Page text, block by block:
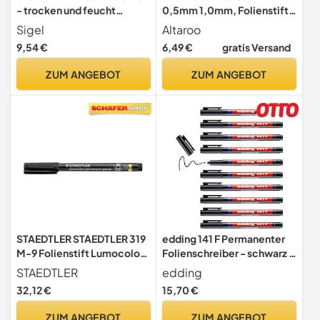
- trocken und feucht
abwischbar - schwarz,
türkis, magenta, orange -
Rundspitze 2-3 mm - 4
Magnettafeln,
Sigel
9,54 €
ZUM ANGEBOT
0,5mm 1,0mm, Folienstift
Abwischbar Doppelkopf
Schwarz, Wasserlöslicher
Folienstift Non Permanent,
Schule, Büro, Zuhause,
Altaroo
6,49 € gratis Versand
ZUM ANGEBOT
STAEDTLER STAEDTLER 319
M-9 Folienstift Lumocolor
special M-Spitze, circa 1.0
mm, permanent, schwarz,
10 Stück im Kartonetui, 319
STAEDTLER
32,12 €
ZUM ANGEBOT
edding 141 F Permanenter
Folienschreiber - schwarz -
10 Stifte - Rundspitze 0,6
mm - Stift zum Schreiben
auf Glas, Kunststoff, Folien
edding
15,70 €
ZUM ANGEBOT